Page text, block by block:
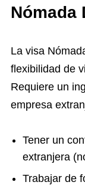
Nómada
La visa
flexibilidad de
Requiere un
empresa
Tener un
extranjera
Trabajar de